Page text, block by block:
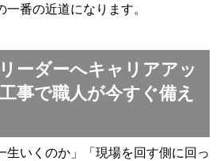
番の近道になります。
ーダーへキャリアアッ
事で職人が今すぐ備え
生いくのか」「現場を回す側に回っ